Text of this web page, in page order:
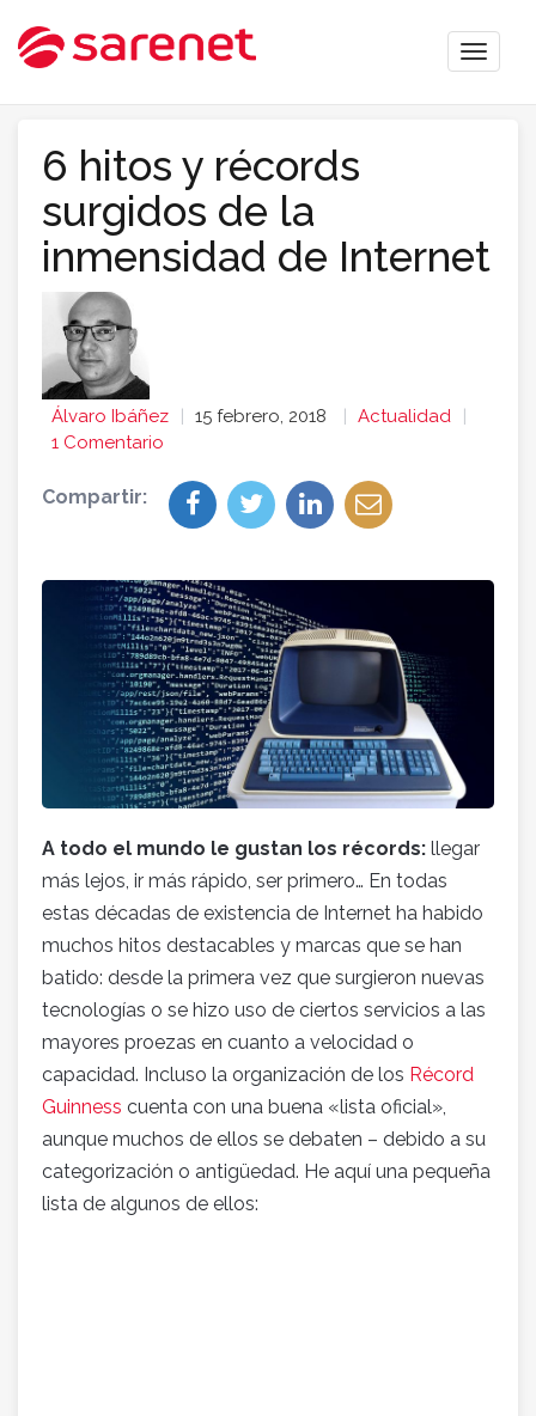
Toggle
6 hitos y récords
surgidos de la
inmensidad de Internet
Álvaro Ibáñez 15 febrero, 2018
Actualidad
1 Comentario
Compartir:
A todo el mundo le gustan los récords: llegar
más lejos, ir más rápido, ser primero… En todas
estas décadas de existencia de Internet ha habido
muchos hitos destacables y marcas que se han
batido: desde la primera vez que surgieron nuevas
tecnologías o se hizo uso de ciertos servicios a las
mayores proezas en cuanto a velocidad o
capacidad. Incluso la organización de los Récord
Guinness cuenta con una buena «lista oficial»,
aunque muchos de ellos se debaten – debido a su
categorización o antigüedad. He aquí una pequeña
lista de algunos de ellos: